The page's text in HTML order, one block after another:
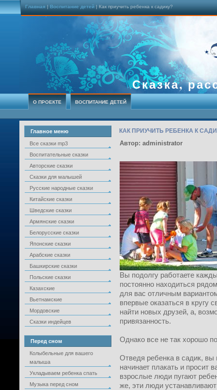
Главная | Воспитание детей | Как приучить ребенка к садику?
Сказка,
О ПРОЕКТЕ ВОСПИТАНИЕ ДЕТЕЙ
Главное меню
Все сказки mp3
Воспитательные сказки
Авторские сказки
Сказки для малышей
Русские народные сказки
Китайские сказки
Шведские сказки
Армянские сказки
Белорусские сказки
Японские сказки
Арабские сказки
Башкирские сказки
Польские сказки
Казахские
Вьетнамские
Мордовские
Сказки индейцев
Перед сном
Колыбельные для вашего
малыша
Укладываем ребенка спать
Музыка перед сном
КАК ПРИУЧИТЬ РЕБЕНКА К
Автор: administrator
Вы подолгу работаете
постоянно находиться
для вас отличным
впервые оказаться в кругу
найти новых друзей, а,
привязанность.
Однако все не так хорошо
Отведя ребенка в садик, вы
начинает плакать и просит
взрослые люди пугают
же, эти люди